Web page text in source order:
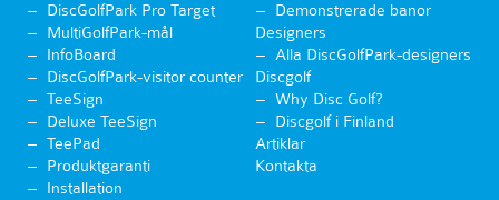
DiscGolfPark Pro Target
MultiGolfPark-mål
InfoBoard
DiscGolfPark-visitor counter
TeeSign
Deluxe TeeSign
TeePad
Produktgaranti
Installation
Demonstrerade banor
Designers
Alla DiscGolfPark-designers
Discgolf
Why Disc Golf?
Discgolf i Finland
Artiklar
Kontakta